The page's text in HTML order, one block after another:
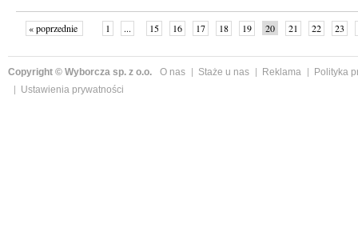
« poprzednie 1 ... 15 16 17 18 19 20 21 22 23
Copyright © Wyborcza sp. z o.o. O nas Staże u nas Reklama
Polityka
Ustawienia prywatności